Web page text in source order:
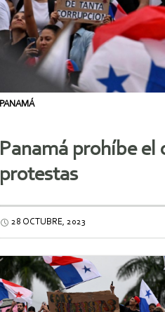
PANAMÁ
Panamá prohíbe el
protestas
28 OCTUBRE, 2023